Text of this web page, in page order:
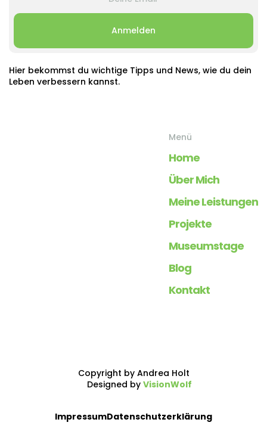
Hier bekommst du wichtige Tipps und News, wie du dein
Leben verbessern kannst.
Menü
Home
Über Mich
Meine Leistungen
Projekte
Museumstage
Blog
Kontakt
Copyright by Andrea Holt
Designed by VisionWolf
ImpressumDatenschutzerklärung